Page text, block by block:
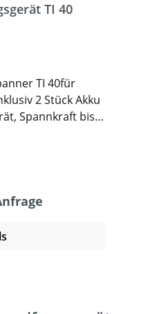
TI 40
TI 40für
2 Stück Akku
Spannkraft bis